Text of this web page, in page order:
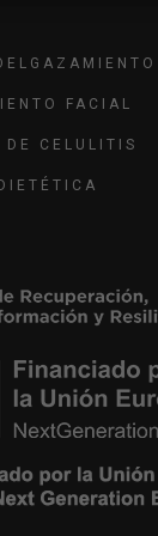
FACIAL
DE CELULITIS